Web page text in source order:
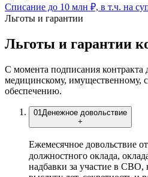
Списание до 10 млн ₽, в т.ч. на
Льготы и гарантии
Льготы и гарантии
С момента подписания контракта
медицинскому, имущественному,
обеспечению.
01 Денежное довольствие
+
Ежемесячное довольствие
должностного оклада,
надбавки за участие в СВО,